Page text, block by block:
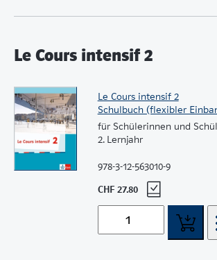
Le Cours intensif 2
Le Cours intensif 2
Schulbuch (flexibler
für Schülerinnen und
2. Lernjahr
978-3-12-563010-9
CHF 27.80